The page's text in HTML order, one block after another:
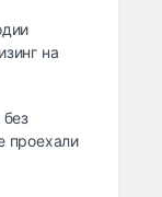
на
проехали